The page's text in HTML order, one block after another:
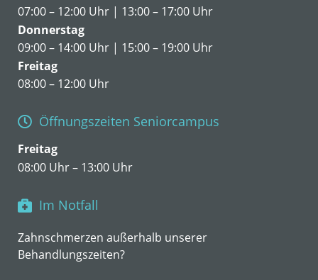
07:00 – 12:00 Uhr | 13:00 – 17:00 Uhr
Donnerstag
09:00 – 14:00 Uhr | 15:00 – 19:00 Uhr
Freitag
08:00 – 12:00 Uhr
Öffnungszeiten Seniorcampus
Freitag
08:00 Uhr – 13:00 Uhr
Im Notfall
Zahnschmerzen außerhalb unserer
Behandlungszeiten?